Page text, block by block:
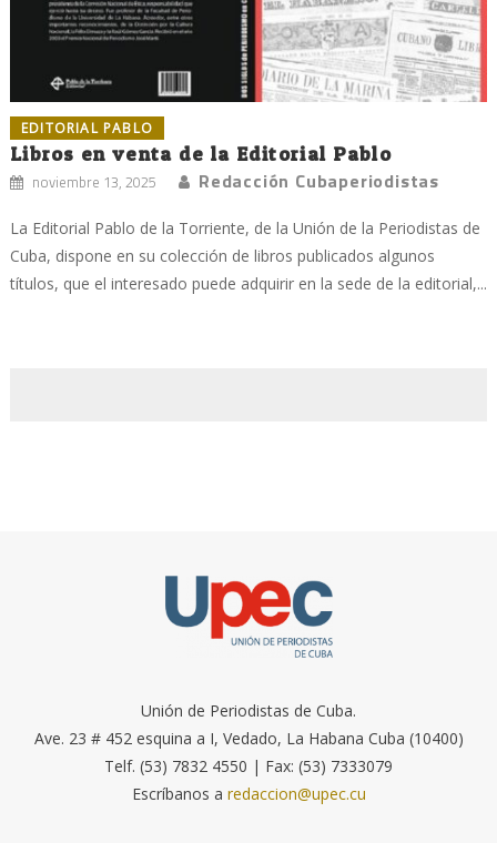
EDITORIAL PABLO
Libros en venta de la Editorial Pablo
noviembre 13, 2025 Redacción Cubaperiodistas
La Editorial Pablo de la Torriente, de la Unión de la Periodistas de
Cuba, dispone en su colección de libros publicados algunos
títulos, que el interesado puede adquirir en la sede de la editorial,...
Unión de Periodistas de Cuba.
Ave. 23 # 452 esquina a I, Vedado, La Habana Cuba (10400)
Telf. (53) 7832 4550 | Fax: (53) 7333079
Escríbanos a redaccion@upec.cu